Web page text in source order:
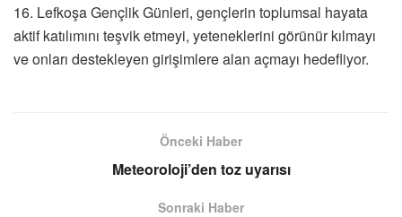
16. Lefkoşa Gençlik Günleri, gençlerin toplumsal hayata
aktif katılımını teşvik etmeyi, yeteneklerini görünür kılmayı
ve onları destekleyen girişimlere alan açmayı hedefliyor.
Önceki Haber
Meteoroloji’den toz uyarısı
Sonraki Haber